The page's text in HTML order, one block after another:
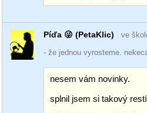
Píďa 😜 (PetaKlic)
ve
- že jednou vyrosteme.
nesem vám novinky.
splnil jsem si takový